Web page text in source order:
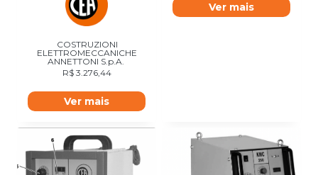
COSTRUZIONI
ELETTROMECCANICHE
ANNETTONI S.p.A.
R$3.276,44
Ver mais
Ver mais